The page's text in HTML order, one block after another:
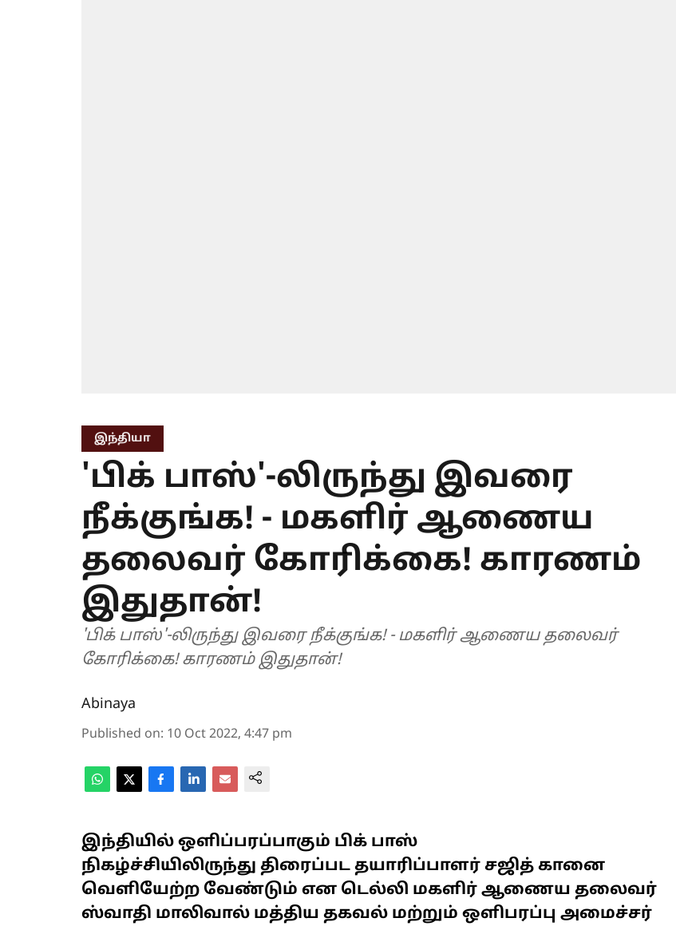
இந்தியா
'பிக் பாஸ்'-லிருந்து இவரை
நீக்குங்க! - மகளிர் ஆணைய
தலைவர் கோரிக்கை! காரணம்
இதுதான்!
'பிக் பாஸ்'-லிருந்து இவரை நீக்குங்க! - மகளிர் ஆணைய தலைவர்
கோரிக்கை! காரணம் இதுதான்!
Abinaya
Published on: 10 Oct 2022, 4:47 pm
இந்தியில் ஒளிப்பரப்பாகும் பிக் பாஸ்
நிகழ்ச்சியிலிருந்து திரைப்பட தயாரிப்பாளர் சஜித் கானை
வெளியேற்ற வேண்டும் என டெல்லி மகளிர் ஆணைய தலைவர்
ஸ்வாதி மாலிவால் மத்திய தகவல் மற்றும் ஒளிபரப்பு அமைச்சர்